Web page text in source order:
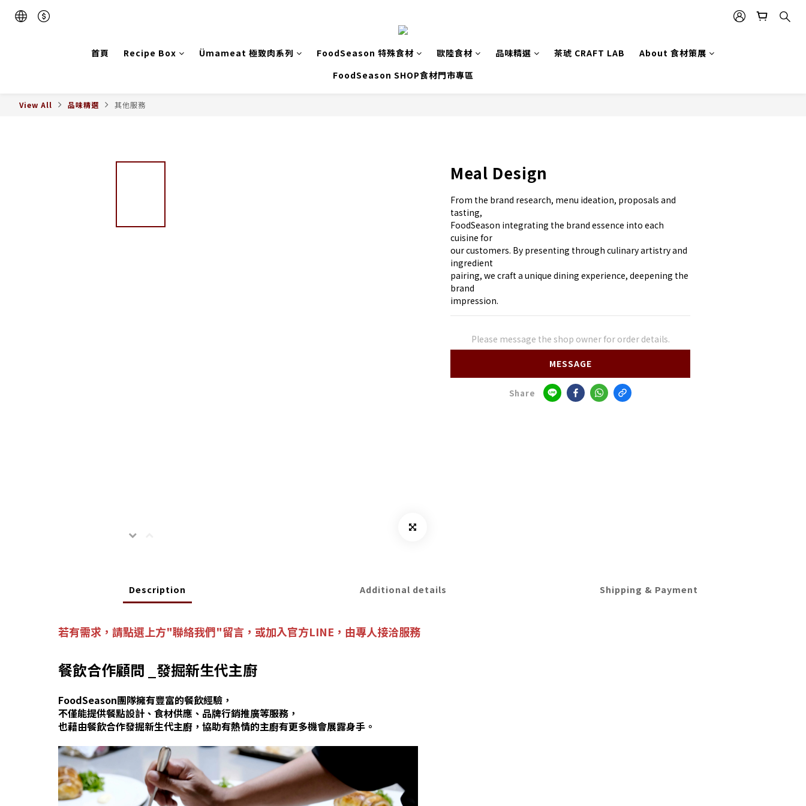
首頁 Recipe Box Ümameat 極致肉系列 FoodSeason 特殊食材 歐陸食材 品味精選 茶琥 CRAFT LAB
About 食材策展
FoodSeason SHOP食材門市專區
View All 品味精選 其他服務
Meal Design
From the brand research, menu ideation, proposals and
tasting,
FoodSeason integrating the brand essence into each
cuisine for
our customers. By presenting through culinary artistry and
ingredient
pairing, we craft a unique dining experience, deepening the
brand
impression.
Please message the shop owner for order details.
MESSAGE
Share
Description Additional details Shipping & Payment
若有需求，請點選上方"聯絡我們"留言，或加入官方LINE， 由專人接洽服務
餐飲合作顧問 _發掘新生代主廚
FoodSeason團隊擁有豐富的餐飲經驗，
不僅能提供餐點設計、食材供應、品牌行銷推廣等服務，
也藉由餐飲合作發掘新生代主廚，協助有熱情的主廚有更多機會展露身手。